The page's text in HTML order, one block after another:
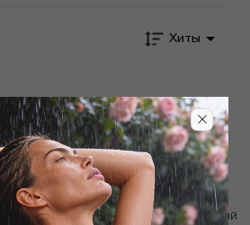
Хиты
и получитескидку 10%на первый